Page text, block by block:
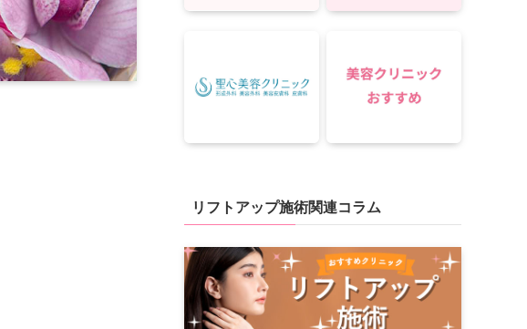
リフトアップ施術関連コラム